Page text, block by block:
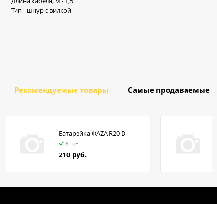
Тип - шнур с вилкой
Рекомендуемые товары Самые продаваемые
Батарейка ФАZA R20 D
6 шт
210 руб.